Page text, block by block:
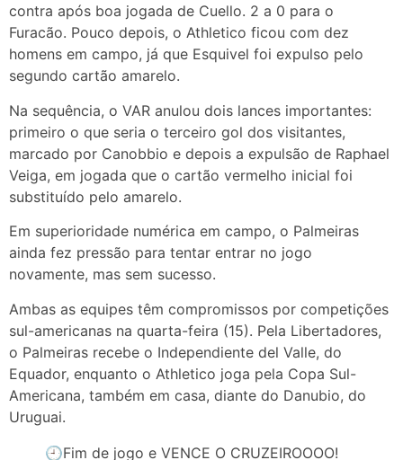
contra após boa jogada de Cuello. 2 a 0 para o
Furacão. Pouco depois, o Athletico ficou com dez
homens em campo, já que Esquivel foi expulso pelo
segundo cartão amarelo.
Na sequência, o VAR anulou dois lances importantes:
primeiro o que seria o terceiro gol dos visitantes,
marcado por Canobbio e depois a expulsão de Raphael
Veiga, em jogada que o cartão vermelho inicial foi
substituído pelo amarelo.
Em superioridade numérica em campo, o Palmeiras
ainda fez pressão para tentar entrar no jogo
novamente, mas sem sucesso.
Ambas as equipes têm compromissos por competições
sul-americanas na quarta-feira (15). Pela Libertadores,
o Palmeiras recebe o Independiente del Valle, do
Equador, enquanto o Athletico joga pela Copa Sul-
Americana, também em casa, diante do Danubio, do
Uruguai.
🕘Fim de jogo e VENCE O CRUZEIROOOO!